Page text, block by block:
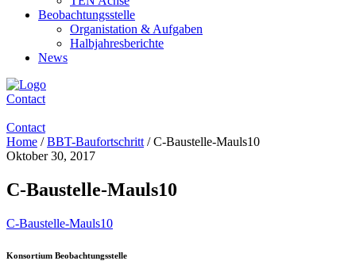
Beobachtungsstelle
Organistation & Aufgaben
Halbjahresberichte
News
Contact
Contact
Home /BBT-Baufortschritt /C-Baustelle-Mauls10
Oktober 30, 2017
C-Baustelle-Mauls10
C-Baustelle-Mauls10
Konsortium Beobachtungsstelle